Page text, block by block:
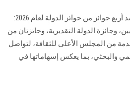
جامعة عين شمس تتألق بحصد أربع جوائز من جوائز الدولة لعام 2026:
وجائزة الدولة التقديرية، وجائزتان من
من المجلس الأعلى للثقافة، لتواصل
والبحثي، بما يعكس إسهاماتها في